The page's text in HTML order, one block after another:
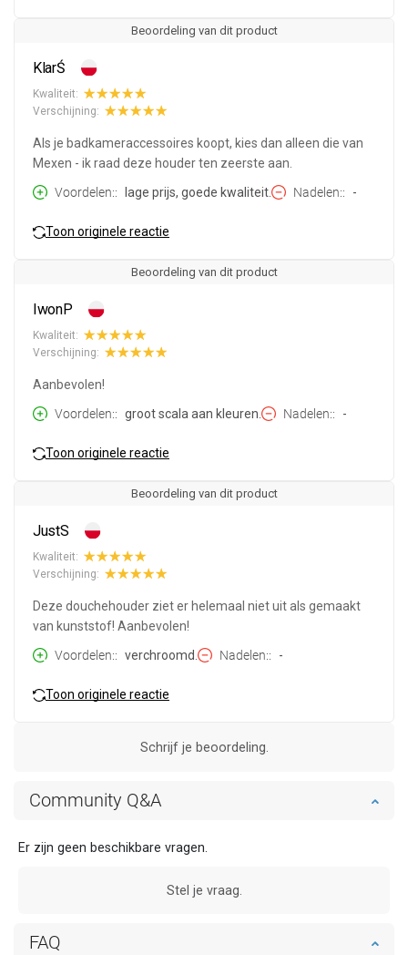
FAQ
Beoordeling van dit product
KlarŚ
Kwaliteit:
Verschijning:
Als je badkameraccessoires koopt, kies dan alleen die van
Mexen - ik raad deze houder ten zeerste aan.
Voordelen:
lage prijs, goede kwaliteit. Nadelen: -
Toon originele reactie
Beoordeling van dit product
IwonP
Kwaliteit:
Verschijning:
Aanbevolen!
Voordelen:
groot scala aan kleuren. Nadelen: -
Toon originele reactie
Beoordeling van dit product
JustS
Kwaliteit:
Verschijning:
Deze douchehouder ziet er helemaal niet uit als gemaakt
van kunststof! Aanbevolen!
Voordelen:
verchroomd. Nadelen: -
Toon originele reactie
Schrijf je beoordeling.
Community Q&A
Er zijn geen beschikbare vragen.
Stel je vraag.